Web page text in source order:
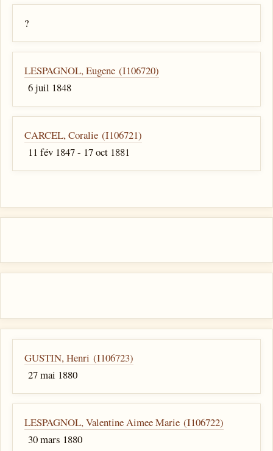
?
LESPAGNOL, Eugene (I106720)
6 juil 1848
CARCEL, Coralie (I106721)
11 fév 1847 - 17 oct 1881
GUSTIN, Henri (I106723)
27 mai 1880
LESPAGNOL, Valentine Aimee Marie (I106722)
30 mars 1880